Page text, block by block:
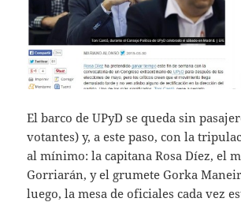
El barco de UPyD se queda sin
votantes) y, a este paso, con la
al mínimo: la capitana Rosa Díez, el
Gorriarán, y el grumete Gorka
luego, la mesa de oficiales cada vez